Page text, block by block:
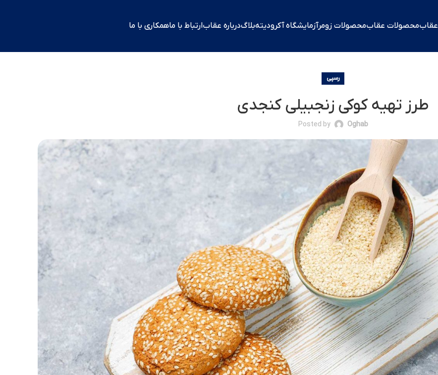
عقابمحصولات عقابمحصولات زومرآزمایشگاه آکرودیته​بلاگدرباره عقابارتباط با ماهمکاری با ما
رسپی
طرز تهیه کوکی زنجبیلی کنجدی
Posted by Oghab